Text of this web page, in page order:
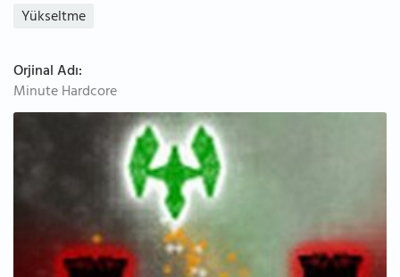
Yükseltme
Orjinal Adı:
Minute Hardcore